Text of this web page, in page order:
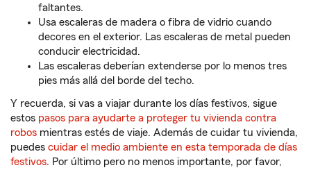
faltantes.
Usa escaleras de madera o fibra de vidrio cuando
decores en el exterior. Las escaleras de metal pueden
conducir electricidad.
Las escaleras deberían extenderse por lo menos tres
pies más allá del borde del techo.
Y recuerda, si vas a viajar durante los días festivos, sigue
estos pasos para ayudarte a proteger tu vivienda contra
robos mientras estés de viaje. Además de cuidar tu vivienda,
puedes cuidar el medio ambiente en esta temporada de días
festivos. Por último pero no menos importante, por favor,